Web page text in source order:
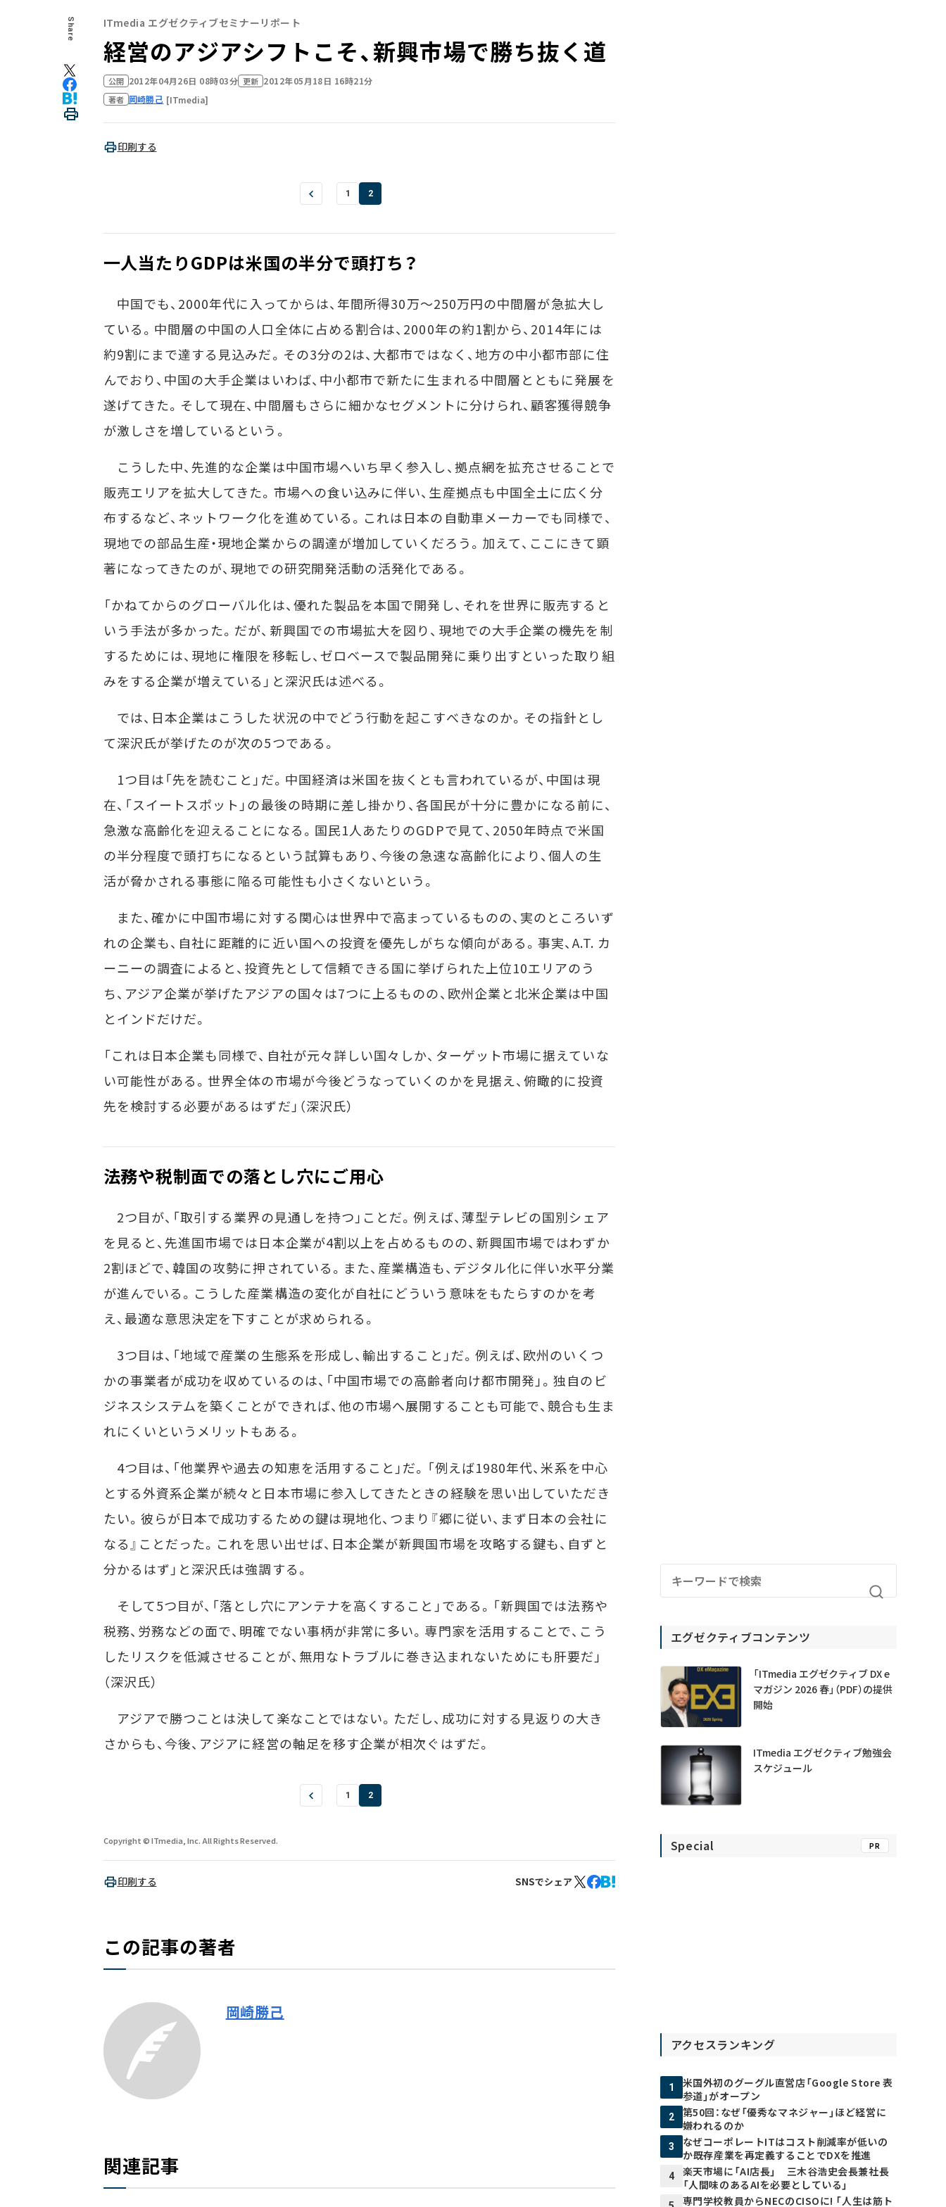
Share ITmedia エグゼクティブセミナーリポート
経営のアジアシフトこそ、新興市場で勝ち抜く道
公開 2012年04月26日 08時03分 更新 2012年05月18日 16時21分
著者 岡崎勝己 [ITmedia]
印刷する
1 2
一人当たりGDPは米国の半分で頭打ち？
中国でも、2000年代に入ってからは、年間所得30万～250万円の中間層が急拡大し
ている。中間層の中国の人口全体に占める割合は、2000年の約1割から、2014年には
約9割にまで達する見込みだ。その3分の2は、大都市ではなく、地方の中小都市部に住
んでおり、中国の大手企業はいわば、中小都市で新たに生まれる中間層とともに発展を
遂げてきた。そして現在、中間層もさらに細かなセグメントに分けられ、顧客獲得競争
が激しさを増しているという。
こうした中、先進的な企業は中国市場へいち早く参入し、拠点網を拡充させることで
販売エリアを拡大してきた。市場への食い込みに伴い、生産拠点も中国全土に広く分
布するなど、ネットワーク化を進めている。これは日本の自動車メーカーでも同様で、
現地での部品生産・現地企業からの調達が増加していくだろう。加えて、ここにきて顕
著になってきたのが、現地での研究開発活動の活発化である。
「かねてからのグローバル化は、優れた製品を本国で開発し、それを世界に販売すると
いう手法が多かった。だが、新興国での市場拡大を図り、現地での大手企業の機先を制
するためには、現地に権限を移転し、ゼロベースで製品開発に乗り出すといった取り組
みをする企業が増えている」と深沢氏は述べる。
では、日本企業はこうした状況の中でどう行動を起こすべきなのか。その指針とし
て深沢氏が挙げたのが次の5つである。
1つ目は「先を読むこと」だ。中国経済は米国を抜くとも言われているが、中国は現
在、「スイートスポット」の最後の時期に差し掛かり、各国民が十分に豊かになる前に、
急激な高齢化を迎えることになる。国民1人あたりのGDPで見て、2050年時点で米国
の半分程度で頭打ちになるという試算もあり、今後の急速な高齢化により、個人の生
活が脅かされる事態に陥る可能性も小さくないという。
また、確かに中国市場に対する関心は世界中で高まっているものの、実のところいず
れの企業も、自社に距離的に近い国への投資を優先しがちな傾向がある。事実、A.T. カ
ーニーの調査によると、投資先として信頼できる国に挙げられた上位10エリアのう
ち、アジア企業が挙げたアジアの国々は7つに上るものの、欧州企業と北米企業は中国
とインドだけだ。
「これは日本企業も同様で、自社が元々詳しい国々しか、ターゲット市場に据えていな
い可能性がある。世界全体の市場が今後どうなっていくのかを見据え、俯瞰的に投資
先を検討する必要があるはずだ」（深沢氏）
法務や税制面での落とし穴にご用心
2つ目が、「取引する業界の見通しを持つ」ことだ。例えば、薄型テレビの国別シェア
を見ると、先進国市場では日本企業が4割以上を占めるものの、新興国市場ではわずか
2割ほどで、韓国の攻勢に押されている。また、産業構造も、デジタル化に伴い水平分業
が進んでいる。こうした産業構造の変化が自社にどういう意味をもたらすのかを考
え、最適な意思決定を下すことが求められる。
3つ目は、「地域で産業の生態系を形成し、輸出すること」だ。例えば、欧州のいくつ
かの事業者が成功を収めているのは、「中国市場での高齢者向け都市開発」。独自のビ
ジネスシステムを築くことができれば、他の市場へ展開することも可能で、競合も生ま
れにくいというメリットもある。
4つ目は、「他業界や過去の知恵を活用すること」だ。「例えば1980年代、米系を中心
とする外資系企業が続々と日本市場に参入してきたときの経験を思い出していただき
たい。彼らが日本で成功するための鍵は現地化、つまり『郷に従い、まず日本の会社に
なる』ことだった。これを思い出せば、日本企業が新興国市場を攻略する鍵も、自ずと
分かるはず」と深沢氏は強調する。
そして5つ目が、「落とし穴にアンテナを高くすること」である。「新興国では法務や
税務、労務などの面で、明確でない事柄が非常に多い。専門家を活用することで、こう
したリスクを低減させることが、無用なトラブルに巻き込まれないためにも肝要だ」
（深沢氏）
アジアで勝つことは決して楽なことではない。ただし、成功に対する見返りの大き
さからも、今後、アジアに経営の軸足を移す企業が相次ぐはずだ。
1 2
Copyright © ITmedia, Inc. All Rights Reserved.
印刷する SNSでシェア
この記事の著者
岡崎勝己
関連記事
エグゼクティブコンテンツ
「ITmedia エグゼクティブ DX e
マガジン 2026 春」（PDF）の提供
開始
ITmedia エグゼクティブ勉強会
スケジュール
Special PR
アクセスランキング
1
米国外初のグーグル直営店「Google Store 表
参道」がオープン
2
第50回：なぜ「優秀なマネジャー」ほど経営に
嫌われるのか
3
なぜコーポレートITはコスト削減率が低いの
か――既存産業を再定義することでDXを推進
4
楽天市場に「AI店長」 三木谷浩史会長兼社長
「人間味のあるAIを必要としている」
専門学校教員からNECのCISOに! 「人生は筋ト